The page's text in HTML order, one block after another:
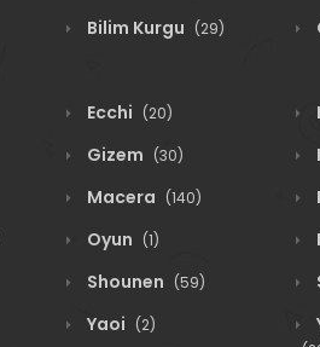
Bilim Kurgu (29)
Ecchi (20)
Gizem (30)
Macera (140)
Oyun (1)
Shounen (59)
Yaoi (2)